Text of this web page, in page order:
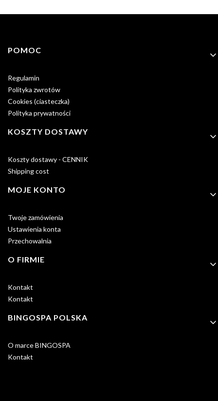
Linki w stopce
POMOC
Regulamin
Polityka zwrotów
Cookies (ciasteczka)
Polityka prywatności
KOSZTY DOSTAWY
Koszty dostawy - CENNIK
Shipping cost
MOJE KONTO
Twoje zamówienia
Ustawienia konta
Przechowalnia
O FIRMIE
Kontakt
Kontakt
BINGOSPA POLSKA
O marce BINGOSPA
Kontakt